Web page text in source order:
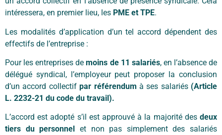
intéressera, en premier lieu, les PME et TPE.
Les modalités d’application d’un tel accord dépendent des
effectifs de l’entreprise :
Pour les entreprises demoins de 11 salariés, en l’absence de
délégué syndical, l’employeur peut proposer la conclusion
d’un accord collectifpar référendum à ses salariés (Article
L. 2232-21 du code du travail).
L’accord est adopté s’il est approuvé à la majorité des deux
tiers du personnel
et non pas simplement des salariés